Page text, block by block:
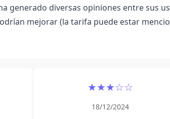
generado diversas opiniones entre sus
mejorar (la tarifa puede estar
★★★☆☆
18/12/2024